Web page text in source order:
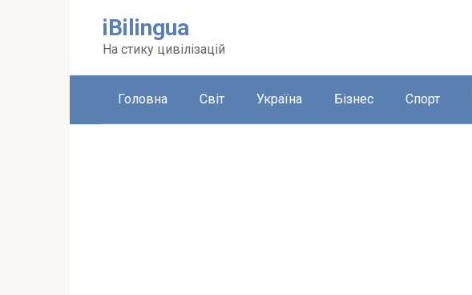
iBilingua
На стику цивілізацій
Головна Світ Україна Бізнес Спорт